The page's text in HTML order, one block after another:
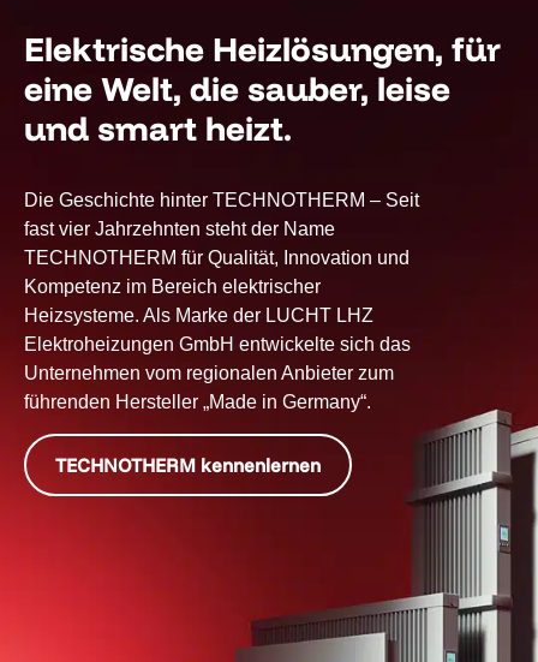
Elektrische Heizlösungen, für
eine Welt, die sauber, leise
und smart heizt.
Die Geschichte hinter TECHNOTHERM – Seit
fast vier Jahrzehnten steht der Name
TECHNOTHERM für Qualität, Innovation und
Kompetenz im Bereich elektrischer
Heizsysteme. Als Marke der LUCHT LHZ
Elektroheizungen GmbH entwickelte sich das
Unternehmen vom regionalen Anbieter zum
führenden Hersteller „Made in Germany“.
TECHNOTHERM kennenlernen